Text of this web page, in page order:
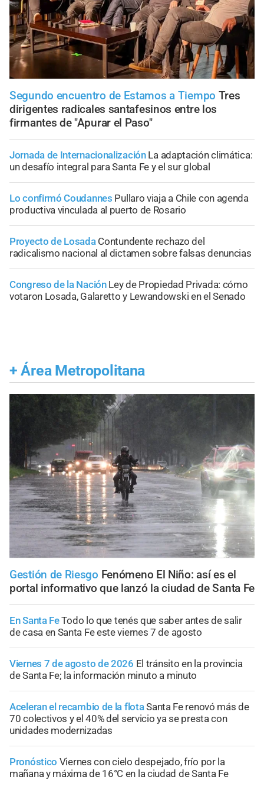
Segundo encuentro de Estamos a Tiempo Tres
dirigentes radicales santafesinos entre los
firmantes de "Apurar el Paso"
Jornada de Internacionalización La adaptación climática:
un desafío integral para Santa Fe y el sur global
Lo confirmó Coudannes Pullaro viaja a Chile con agenda
productiva vinculada al puerto de Rosario
Proyecto de Losada Contundente rechazo del
radicalismo nacional al dictamen sobre falsas denuncias
Congreso de la Nación Ley de Propiedad Privada: cómo
votaron Losada, Galaretto y Lewandowski en el Senado
+ Área Metropolitana
Gestión de Riesgo Fenómeno El Niño: así es el
portal informativo que lanzó la ciudad de Santa Fe
En Santa FeTodo lo que tenés que saber antes de salir
de casa en Santa Fe este viernes 7 de agosto
Viernes 7 de agosto de 2026 El tránsito en la provincia
de Santa Fe; la información minuto a minuto
Aceleran el recambio de la flotaSanta Fe renovó más de
70 colectivos y el 40% del servicio ya se presta con
unidades modernizadas
Pronóstico Viernes con cielo despejado, frío por la
mañana y máxima de 16°C en la ciudad de Santa Fe